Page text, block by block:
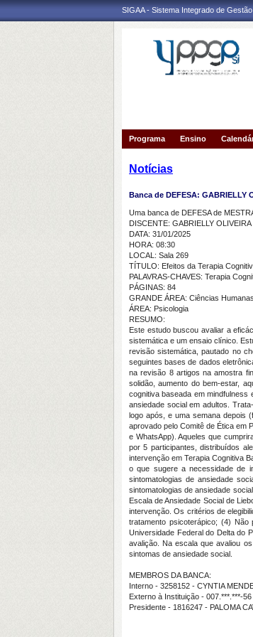
SIGAA - Sistema Integrado de
Programa Ensino
Notícias
Banca de DEFESA: GABRIELLY
Uma banca de DEFESA de
DISCENTE: GABRIELLY OLIVEIRA
DATA: 31/01/2025
HORA: 08:30
LOCAL: Sala 269
TÍTULO: Efeitos da Terapia
PALAVRAS-CHAVES: Terapia
PÁGINAS: 84
GRANDE ÁREA: Ciências Humanas
ÁREA: Psicologia
RESUMO:
Este estudo buscou avaliar a
sistemática e um ensaio clínico.
revisão sistemática, pautado no
seguintes bases de dados
na revisão 8 artigos na amostra
solidão, aumento do bem-estar,
cognitiva baseada em mindfulness
ansiedade social em adultos.
logo após, e uma semana depois
aprovado pelo Comitê de Ética em
e WhatsApp). Aqueles que
por 5 participantes, distribuídos
intervenção em Terapia Cognitiva
o que sugere a necessidade de
sintomatologias de ansiedade
sintomatologias de ansiedade
Escala de Ansiedade Social de
intervenção. Os critérios de
tratamento psicoterápico; (4)
Universidade Federal do Delta do
avalição. Na escala que avaliou
sintomas de ansiedade social.
MEMBROS DA BANCA:
Interno - 3258152 - CYNTIA
Externo à Instituição - 007.***.***-
Presidente - 1816247 - PALOMA